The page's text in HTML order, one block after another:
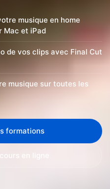
musique en home
Mac et iPad
de vos clips avec Final Cut
musique sur toutes les
formations
en ligne